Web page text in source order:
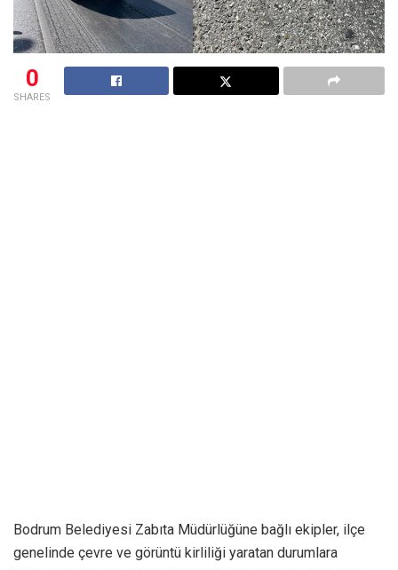
0
SHARES
Bodrum Belediyesi Zabıta Müdürlüğüne bağlı ekipler, ilçe
genelinde çevre ve görüntü kirliliği yaratan durumlara